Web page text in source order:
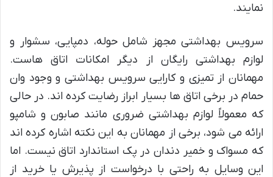
نمایند.
سرویس بهداشتی مجهز شامل حوله، دمپایی، سشوار و
لوازم بهداشتی رایگان از دیگر امکانات اتاق هاست.
مهمانان از تمیزی و کارایی سرویس بهداشتی و وجود وان
حمام در برخی اتاق ها بسیار ابراز رضایت کرده اند. در حالی
که معمولاً لوازم بهداشتی ضروری مانند صابون و شامپو
ارائه می شود، برخی از مهمانان به این نکته اشاره کرده اند
که مسواک و خمیر دندان در پک استاندارد اتاق نیست. اما
این وسایل به راحتی با درخواست از پذیرش یا خرید از